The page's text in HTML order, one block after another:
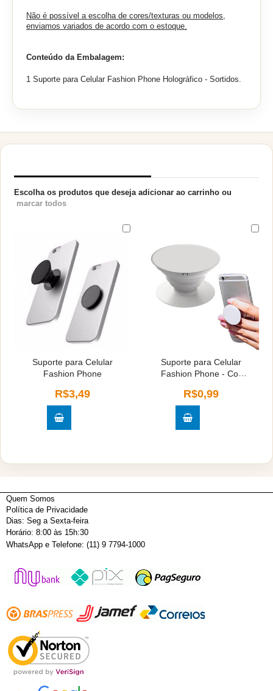
Não é possível a escolha de cores/texturas ou modelos,
enviamos variados de acordo com o estoque.
Conteúdo da Embalagem:
1 Suporte para Celular Fashion Phone Holográfico - Sortidos.
Escolha os produtos que deseja adicionar ao carrinho ou
marcar todos
Suporte para Celular
Fashion Phone
R$3,49
Suporte para Celular
Fashion Phone - Cor
R$0,99
Quem Somos
Política de Privacidade
Dias: Seg a Sexta-feira
Horário: 8:00 às 15h:30
WhatsApp e Telefone: (11) 9 7794-1000